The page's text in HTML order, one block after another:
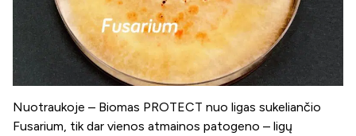
Nuotraukoje – Biomas PROTECT nuo ligas sukeliančio
Fusarium, tik dar vienos atmainos patogeno – ligų